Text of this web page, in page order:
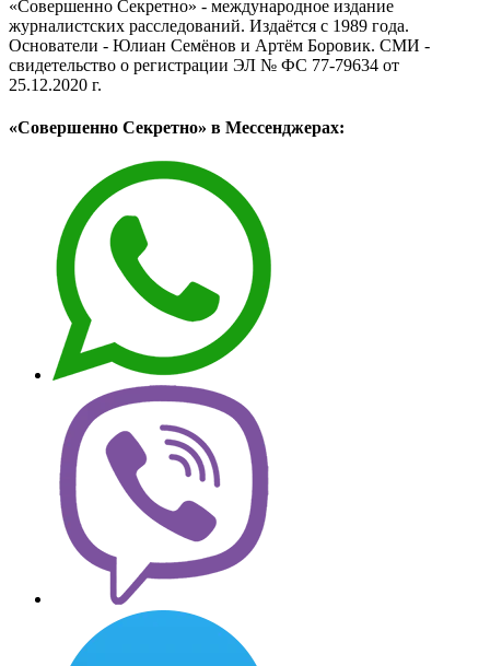
«Совершенно Секретно» - международное издание
журналистских расследований. Издаётся с 1989 года.
Основатели - Юлиан Семёнов и Артём Боровик. CМИ -
свидетельство о регистрации ЭЛ № ФС 77-79634 от
25.12.2020 г.
«Совершенно Секретно» в Мессенджерах: